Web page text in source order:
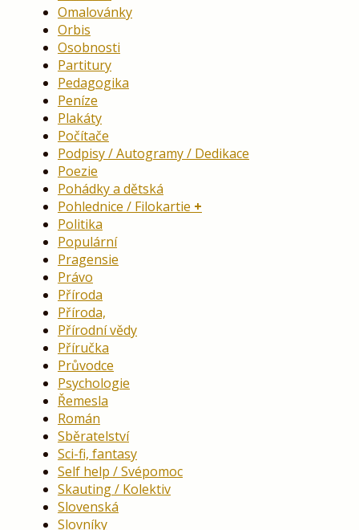
Omalovánky
Orbis
Osobnosti
Partitury
Pedagogika
Peníze
Plakáty
Počítače
Podpisy / Autogramy / Dedikace
Poezie
Pohádky a dětská
Pohlednice / Filokartie
Politika
Populární
Pragensie
Právo
Příroda
Příroda,
Přírodní vědy
Příručka
Průvodce
Psychologie
Řemesla
Román
Sběratelství
Sci-fi, fantasy
Self help / Svépomoc
Skauting / Kolektiv
Slovenská
Slovníky